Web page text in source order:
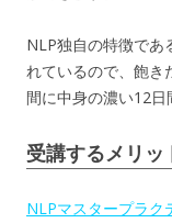
NLP独自の特徴であ
れているので、飽き
間に中身の濃い12日
受講するメリッ
NLPマスタープラク